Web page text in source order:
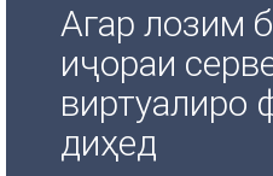
Агар лозим
иҷораи
виртуалиро
диҳед